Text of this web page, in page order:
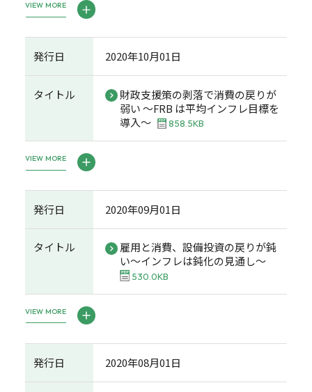
VIEW MORE
発行日 2020年10月01日
タイトル
財政支援策の剥落で消費の戻りが
弱い ～FRB は平均インフレ目標を
導入～
858.5KB
VIEW MORE
発行日 2020年09月01日
タイトル
雇用と消費、設備投資の戻りが鈍
い～インフレは鈍化の見通し～
530.0KB
VIEW MORE
発行日 2020年08月01日